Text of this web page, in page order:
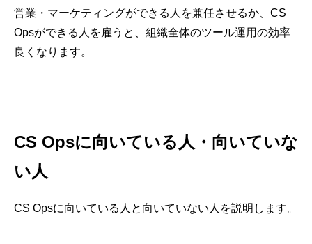
営業・マーケティングができる人を兼任させるか、CS
Opsができる人を雇うと、組織全体のツール運用の効率
良くなります。
CS Opsに向いている人・向いていな
い人
CS Opsに向いている人と向いていない人を説明します。